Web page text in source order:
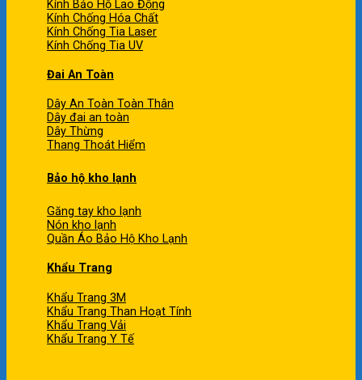
Kính Bảo Hộ Lao Động
Kính Chống Hóa Chất
Kính Chống Tia Laser
Kính Chống Tia UV
Đai An Toàn
Dây An Toàn Toàn Thân
Dây đai an toàn
Dây Thừng
Thang Thoát Hiểm
Bảo hộ kho lạnh
Găng tay kho lạnh
Nón kho lạnh
Quần Áo Bảo Hộ Kho Lạnh
Khẩu Trang
Khẩu Trang 3M
Khẩu Trang Than Hoạt Tính
Khẩu Trang Vải
Khẩu Trang Y Tế